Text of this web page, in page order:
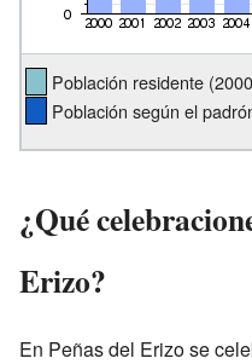
Población residente
Población según el
¿Qué
Erizo?
En Peñas del Erizo se